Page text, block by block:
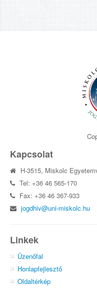
Kapcsolat
H-3515, Miskolc
Tel: +36 46 565-170
Fax: +36 46 367-933
jogdhiv@uni-miskolc.hu
Linkek
Üzenőfal
Honlapfejlesztő
Oldaltérkép